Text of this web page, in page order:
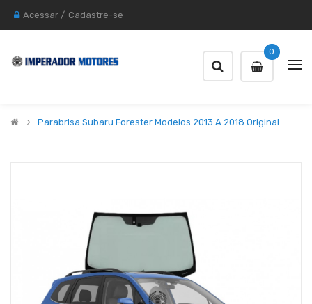
Acessar / Cadastre-se
0
Parabrisa Subaru Forester Modelos 2013 A 2018 Original